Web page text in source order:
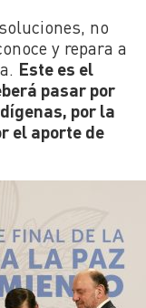
no
y repara a
Este es el
pasar por
por la
el aporte de